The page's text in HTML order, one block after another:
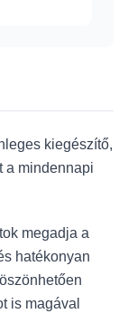
kiegészítő,
a mindennapi
megadja a
hatékonyan
is magával